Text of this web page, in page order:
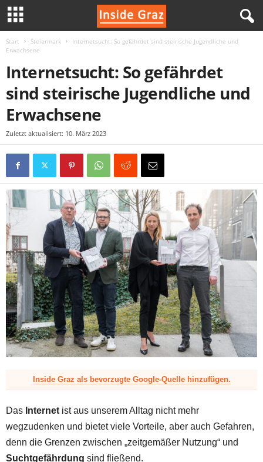
Start Steiermark
Internetsucht: So gefährdet sind steirische Jugendliche und
Erwachsene
Internetsucht: So gefährdet
sind steirische Jugendliche und
Erwachsene
Zuletzt aktualisiert: 10. März 2023
Inside Graz als bevorzugte Google-Quelle hinzufügen.
Das Internet ist aus unserem Alltag nicht mehr
wegzudenken und bietet viele Vorteile, aber auch Gefahren,
denn die Grenzen zwischen „zeitgemäßer Nutzung“ und
Suchtgefährdung sind fließend.